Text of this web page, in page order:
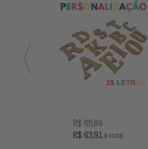
R$ 65,89
R$ 63,91à vista